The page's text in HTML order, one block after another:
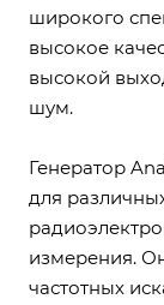
широкого
высокое
высокой
шум.
Генератор
для
измерения.
частотных